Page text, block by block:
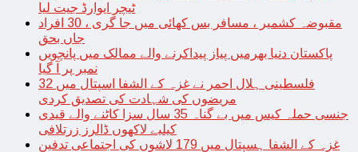
ٹیچر ایوارڈ جیت لیا
مقبوضہ کشمیر ، مسافر بس کھائی میں جا گری ، 30 افراد
جاں بحق
پاکستان دنیا بھرمیں پیاز پیداکرنے والے ممالک میں پانچویں
نمبر پر آ گیا
فلسطینی ہلال احمر نے غزہ کے الشفا اسپتال میں 32
مریضوں کی شہادت کی تصدیق کردی
جنسی حملہ کیس میں بے گناہ 35 سال سزا کاٹنے والے قیدی
کیلیے لاکھوں ڈالرز زرتلافی
غزہ کے الشفا ہسپتال میں 179 لاشوں کی اجتماعی تدفین